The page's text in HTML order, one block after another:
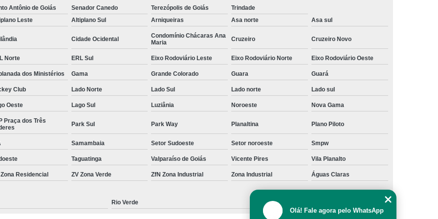
Gerenciamento de Obras em Goiânia
Gerenciamento de Projetos e Obras
Gerenciamento e Execução de Obras
Gerenciamento e Fiscalização de Obras
Gerenciamento e Implementação de Obras
Gerenciamento Obras Comerciais
Planejamento e Gerenciamento de Obras
Empresa de Gestão de Obras
Gestão de Obras
Gestão de Obras de Construção Civil
Gestão de Obras e Projetos
Gestão de Obras em Brasília
Gestão de Obras em Goiânia
Gestão de Obras na Construção Civil
Gestão de Obras Profissional
Gestão de Projetos em Obras Civis
Gestão e Gerenciamento de Obras
Gestão em Obras
Serviço de Gestão de Obras
Neuroarquitetura
Neuroarquitetura Comercial
Neuroarquitetura Corporativa
Neuroarquitetura em Brasília
Neuroarquitetura em Goiânia
Neuroarquitetura em Hospitais
Neuroarquitetura Iluminação
Neuroarquitetura no Ambiente Corporativo
Neuroarquitetura no Ambiente de Trabalho
Antônio de Goiás Senador Canedo Terezópolis de Goiás
Trindade
Leste Altiplano Sul Arniqueiras Asa norte Asa sul
Cidade Ocidental
Condomínio Chácaras Ana
Maria
Cruzeiro Cruzeiro Novo
Norte ERL Sul Eixo Rodoviário Leste Eixo Rodoviário Norte Eixo Rodoviário Oeste
dos Ministérios Gama Grande Colorado Guara Guará
Club Lado Norte Lado Sul Lado norte Lado sul
Oeste Lago Sul Luziânia Noroeste Nova Gama
Praça dos Três
Park Sul Park Way Planaltina Plano Piloto
Samambaia Setor Sudoeste Setor noroeste Smpw
Taguatinga Valparaíso de Goiás Vicente Pires Vila Planalto
Residencial ZV Zona Verde ZfN Zona Industrial Zona Industrial Águas Claras
Rio Verde
Olá! Fale agora pelo WhatsApp